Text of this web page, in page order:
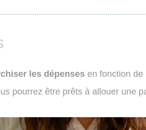
les dépenses en fonction
pourrez être prêts à allouer une